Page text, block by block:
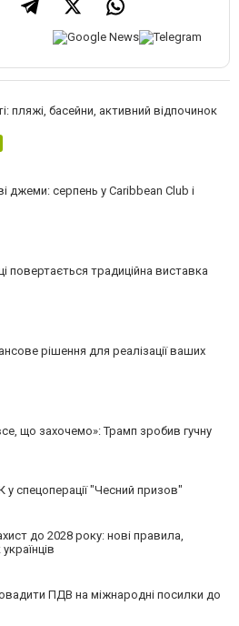
пляжі, басейни, активний відпочинок
джеми: серпень у Caribbean Club і
повертається традиційна виставка
рішення для реалізації ваших
що захочемо»: Трамп зробив гучну
спецоперації "Чесний призов"
до 2028 року: нові правила,
ПДВ на міжнародні посилки до